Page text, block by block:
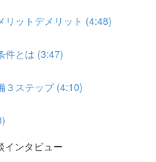
リットデメリット (4:48)
件とは (3:47)
３ステップ (4:10)
ンタビュー